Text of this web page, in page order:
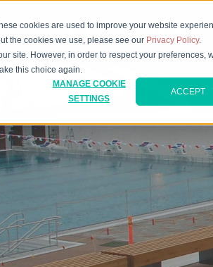
cookies are used to improve your website
the cookies we use, please see our Privacy Policy.
site. However, in order to respect your preferences,
this choice again.
MANAGE COOKIE
SETTINGS
ACCEPT
PALVELUT TUOTTEET